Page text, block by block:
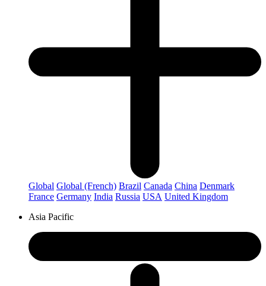
Global Global (French) Brazil Canada China Denmark
France Germany India Russia USA United Kingdom
Asia Pacific